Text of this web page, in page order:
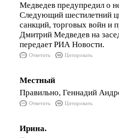
Медведев предупредил о
Следующий шестилетний
санкций, торговых войн и
Дмитрий Медведев на
передает РИА Новости.
Ответить Цитировать
Местный
Правильно, Геннадий
Ответить Цитировать
Ирина.